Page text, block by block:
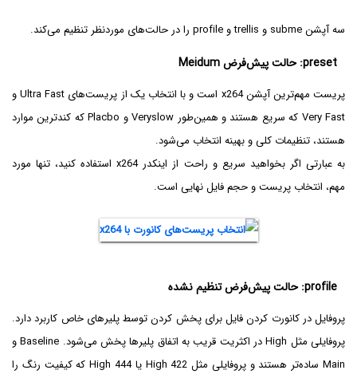
سه آپشن subme و trellis و profile را در حالت‌های موردنظر تنظیم می‌کند.
preset: حالت پیش‌فرض Meidum
پریست مهم‌ترین آپشن x264 است و با انتخاب یک از پریست‌های Ultra Fast و
Very Fast که سریع هستند و همین‌طور Veryslow و Placbo که کندترین موارد
هستند، تنظیمات کلی و بهینه انتخاب می‌شود.
به عبارتی اگر بخواهید سریع و راحت از اینکدر x264 استفاده کنید، تنها مورد
مهم، انتخاب پریست و حجم فایل نهایی است.
profile: حالت پیش‌فرض تنظیم نشده
پروفایل در کانورت کردن فایل برای پخش کردن توسط پلیرهای خاص کاربرد دارد.
پروفایلی مثل High در اکثریت قریب به اتفاق پلیرها پخش می‌شود. Baseline و
Main ساده‌تر هستند و پروفایلی مثل High 422 یا High 444 که کیفیت رنگ را